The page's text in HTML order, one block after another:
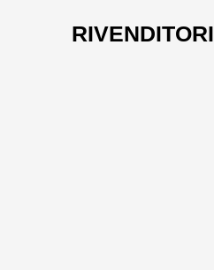
RIVENDITORI